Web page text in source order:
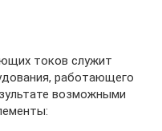
токов служит
работающего
возможными